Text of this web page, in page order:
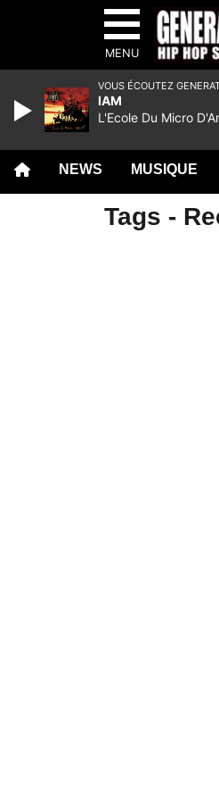
MENU
NEWS MUSIQUE
Tags -
VOUS ÉCOUTEZ
IAM
L'Ecole Du Micro